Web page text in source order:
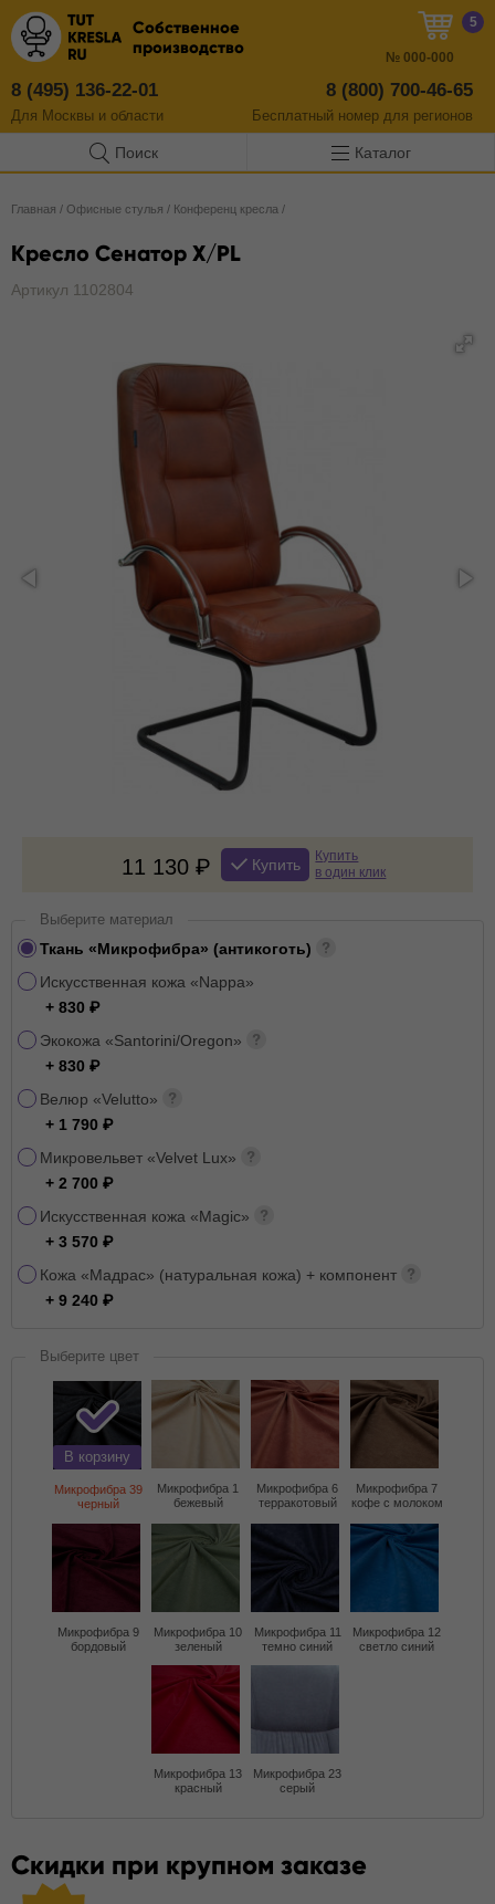
Собственное
производство
8 (495) 136-22-01
Для Москвы и области
8 (800) 700-46-65
Бесплатный номер для регионов
5
№ 000-000
Поиск Каталог
Главная / Офисные стулья / Конференц кресла /
Кресло Сенатор X/PL
Артикул 1102804
11 130 Купить
Купить
в один клик
Выберите материал
Ткань «Микрофибра» (антикоготь)
Искусственная кожа «Nappa»
+ 830
Экокожа «Santorini/Oregon»
+ 830
Велюр «Velutto»
+ 1 790
Микровельвет «Velvet Lux»
+ 2 700
Искусственная кожа «Magic»
+ 3 570
Кожа «Мадрас» (натуральная кожа) + компонент
+ 9 240
Выберите цвет
В корзину
Микрофибра 39
черный
Микрофибра 1
бежевый
Микрофибра 6
терракотовый
Микрофибра 7
кофе с молоком
Микрофибра 9
бордовый
Микрофибра 10
зеленый
Микрофибра 11
темно синий
Микрофибра 12
светло синий
Микрофибра 13
красный
Микрофибра 23
серый
Скидки при крупном заказе